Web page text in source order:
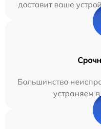
доставит ваше
Большинство
устраняем